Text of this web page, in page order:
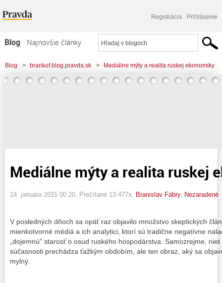
Registrácia Prihlásenie
Blog
Najnovšie články
Najčítanejšie články
Najkomentovanejšie články
Blog > brankof.blog.pravda.sk > Mediálne mýty a realita ruskej ekonomiky
Mediálne mýty a realita ruskej
24. januára 2015 00:20 , Prečítané 13 477x, Branislav Fábry, Nezaradené
V posledných dňoch sa opäť raz objavilo množstvo skeptických
mienkotvorné médiá a ich analytici, ktorí sú tradične negatívne
„dojemnú“ starosť o osud ruského hospodárstva. Samozrejme,
súčasnosti prechádza ťažkým obdobím, ale ten obraz, aký sa
mylný.